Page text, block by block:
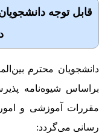
قابل توجه
محترم
شیوه‌­نامه
آموزشی و
می­‌گردد: